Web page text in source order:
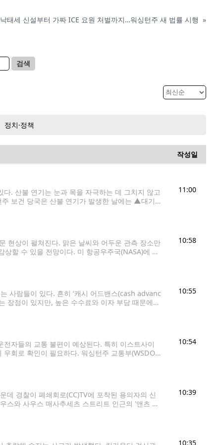
낙태세 신설부터 가짜 ICE 요원 처벌까지…워싱턴주 새 법률 시행 »
검색
정치·정책
작성일
. 산불 연기는 눈과 목을 자극하는 데 그치지 않고
보건 당국은 산불 연기가 발생한 날에는 ▲대기
11:00
현상이 펼쳐진다. 맑은 날씨와 어두운 관측 장소만
할 수 있을 전망이다. 미 항공우주국(NASA)에 따
10:58
사람들이 있다. 흔히 ‘캐시 어드밴스(cash advanc
장점이 있지만, 높은 수수료와 이자 부담 때문에
10:55
자들의 교통 불편이 예상된다. 특히 이스트사이
회로 확인이 필요하다. 워싱턴주 교통부(WSDOT)
10:54
경찰이 폐쇄회로(CC)TV에 포착된 용의자의 신
스와 사우스 매사추세츠 스트리트 인근의 '앤츠 커
10:39
10:35